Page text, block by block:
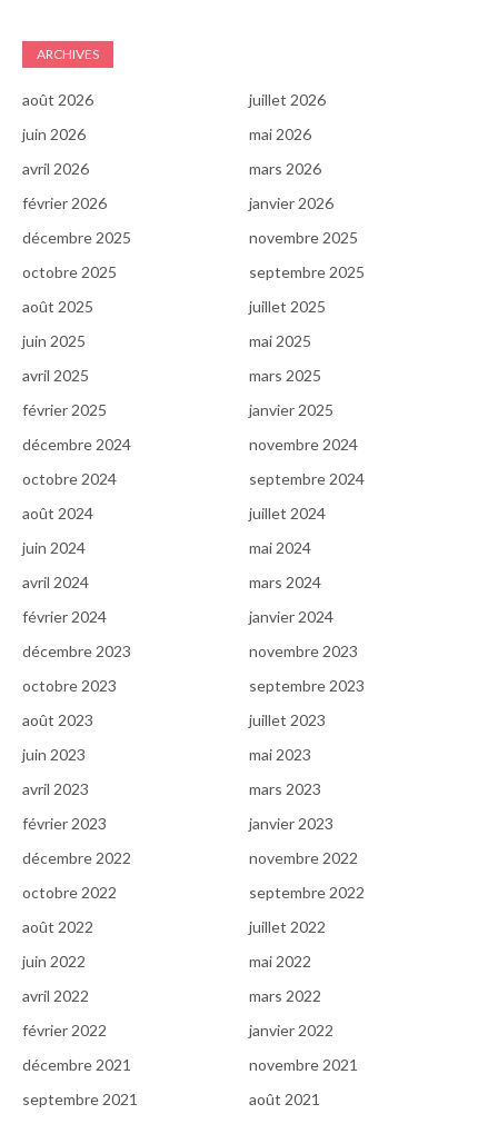
ARCHIVES
août 2026
juillet 2026
juin 2026
mai 2026
avril 2026
mars 2026
février 2026
janvier 2026
décembre 2025
novembre 2025
octobre 2025
septembre 2025
août 2025
juillet 2025
juin 2025
mai 2025
avril 2025
mars 2025
février 2025
janvier 2025
décembre 2024
novembre 2024
octobre 2024
septembre 2024
août 2024
juillet 2024
juin 2024
mai 2024
avril 2024
mars 2024
février 2024
janvier 2024
décembre 2023
novembre 2023
octobre 2023
septembre 2023
août 2023
juillet 2023
juin 2023
mai 2023
avril 2023
mars 2023
février 2023
janvier 2023
décembre 2022
novembre 2022
octobre 2022
septembre 2022
août 2022
juillet 2022
juin 2022
mai 2022
avril 2022
mars 2022
février 2022
janvier 2022
décembre 2021
novembre 2021
septembre 2021
août 2021